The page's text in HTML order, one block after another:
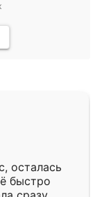
осталась
быстро